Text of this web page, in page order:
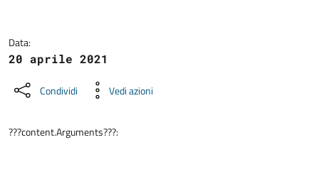
Data:
20 aprile 2021
Condividi Vedi azioni
???content.Arguments???: